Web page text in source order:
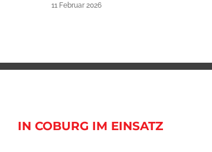
11 Februar 2026
IN COBURG IM EINSATZ